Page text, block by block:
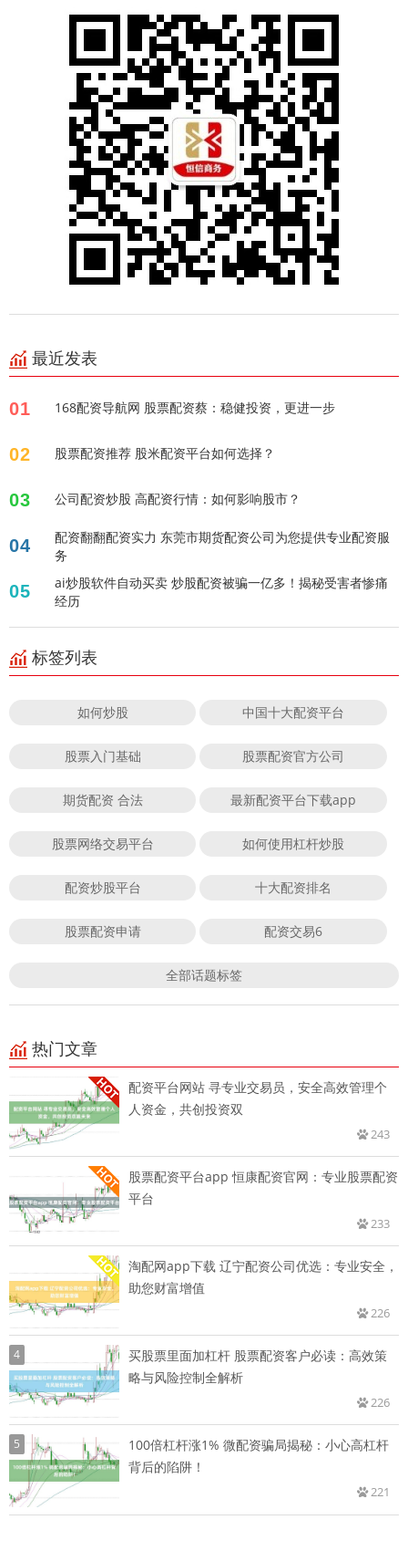
最近发表
01 168配资导航网 股票配资蔡：稳健投资，更进一步
02 股票配资推荐 股米配资平台如何选择？
03 公司配资炒股 高配资行情：如何影响股市？
04
配资翻翻配资实力 东莞市期货配资公司为您提供专业配资服
务
05
ai炒股软件自动买卖 炒股配资被骗一亿多！揭秘受害者惨痛
经历
标签列表
如何炒股 中国十大配资平台
股票入门基础 股票配资官方公司
期货配资 合法 最新配资平台下载app
股票网络交易平台 如何使用杠杆炒股
配资炒股平台 十大配资排名
股票配资申请 配资交易6
全部话题标签
热门文章
配资平台网站 寻专业交易员，安全高效管理个
人资金，共创投资双
243
股票配资平台app 恒康配资官网：专业股票配资
平台
233
淘配网app下载 辽宁配资公司优选：专业安全，
助您财富增值
226
4
买股票里面加杠杆 股票配资客户必读：高效策
略与风险控制全解析
226
5
100倍杠杆涨1% 微配资骗局揭秘：小心高杠杆
背后的陷阱！
221